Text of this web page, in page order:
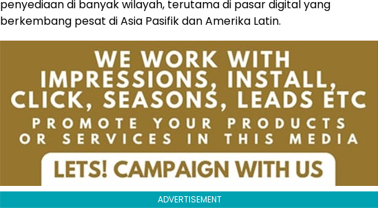
penyediaan di banyak wilayah, terutama di pasar digital yang
berkembang pesat di Asia Pasifik dan Amerika Latin.
ADVERTISEMENT